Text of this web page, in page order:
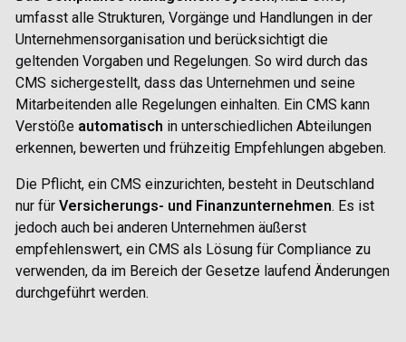
umfasst alle Strukturen, Vorgänge und Handlungen in der
Unternehmensorganisation und berücksichtigt die
geltenden Vorgaben und Regelungen. So wird durch das
CMS sichergestellt, dass das Unternehmen und seine
Mitarbeitenden alle Regelungen einhalten. Ein CMS kann
Verstöße automatisch in unterschiedlichen Abteilungen
erkennen, bewerten und frühzeitig Empfehlungen abgeben.
Die Pflicht, ein CMS einzurichten, besteht in Deutschland
nur für Versicherungs- und Finanzunternehmen. Es ist
jedoch auch bei anderen Unternehmen äußerst
empfehlenswert, ein CMS als Lösung für Compliance zu
verwenden, da im Bereich der Gesetze laufend Änderungen
durchgeführt werden.